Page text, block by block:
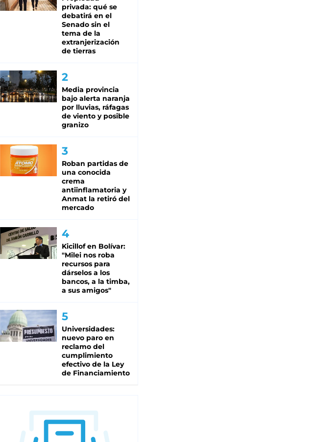
privada: qué se
debatirá en el
Senado sin el
tema de la
extranjerización
de tierras
Media provincia
bajo alerta naranja
por lluvias, ráfagas
de viento y posible
granizo
Roban partidas de
una conocida
crema
antiinflamatoria y
Anmat la retiró del
mercado
Kicillof en Bolívar:
"Milei nos roba
recursos para
dárselos a los
bancos, a la timba,
a sus amigos"
Universidades:
nuevo paro en
reclamo del
cumplimiento
efectivo de la Ley
de Financiamiento